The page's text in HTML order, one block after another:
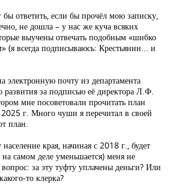
ответить, если бы прочёл мою записку,
не дошла – у нас же куча всяких
выучены отвечать подобным «шибко
(я всегда подписываюсь: Крестьянин... и
электронную почту из департамента
развития за подписью её директора Л.Ф.
мне посоветовали прочитать план
г. Много чуши я перечитал в своей
план.
края, начиная с 2018 г., будет
на самом деле уменьшается) меня не
за эту туфту уплачены деньги? Или
то клерка?